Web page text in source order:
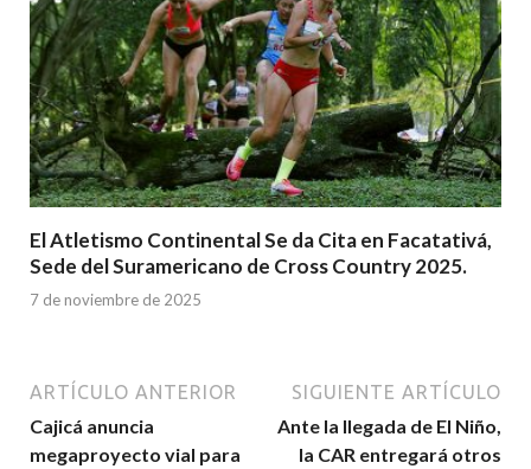
El Atletismo Continental Se da Cita en Facatativá,
Sede del Suramericano de Cross Country 2025.
7 de noviembre de 2025
ARTÍCULO ANTERIOR
Cajicá anuncia
megaproyecto vial para
SIGUIENTE ARTÍCULO
Ante la llegada de El Niño,
la CAR entregará otros